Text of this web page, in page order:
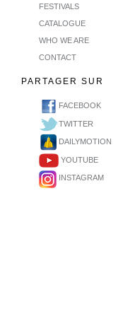
FESTIVALS
CATALOGUE
WHO WE ARE
CONTACT
PARTAGER SUR
FACEBOOK
TWITTER
DAILYMOTION
YOUTUBE
INSTAGRAM